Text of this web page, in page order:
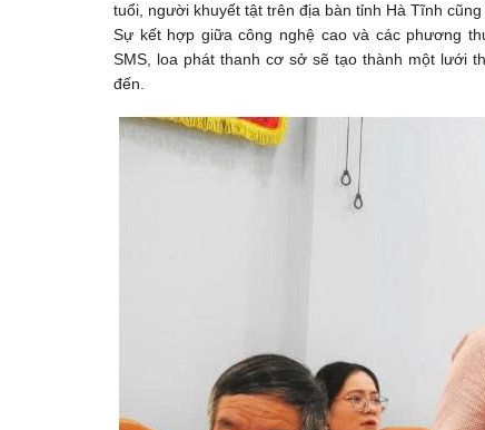
tuổi, người khuyết tật trên địa bàn tỉnh Hà Tĩnh
Sự kết hợp giữa công nghệ cao và các phương
SMS, loa phát thanh cơ sở sẽ tạo thành một lưới
đến.